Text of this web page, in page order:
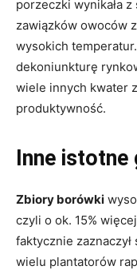
porzeczki wynikała
zawiązków owoców
wysokich
dekoniunkturę
wiele innych kwater
produktywność.
Inne istotne
Zbiory borówki
czyli o ok. 15%
faktycznie
wielu plantatorów